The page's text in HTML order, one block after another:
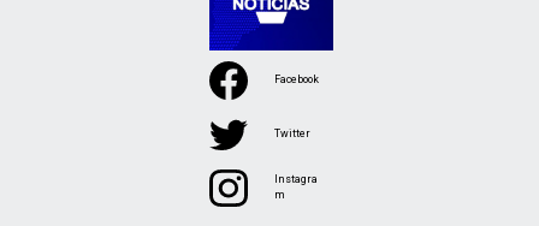
Facebook
Twitter
Instagra
m